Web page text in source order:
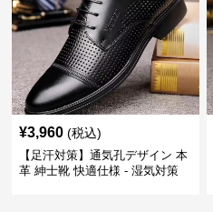
¥3,960 (税込)
【足汗対策】通気孔デザイン 本
革 紳士靴 快適仕様 - 湿気対策